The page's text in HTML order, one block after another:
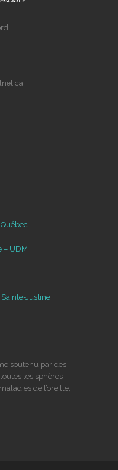
– UDM
Justine
soutenu par des
les sphères
de l’oreille,